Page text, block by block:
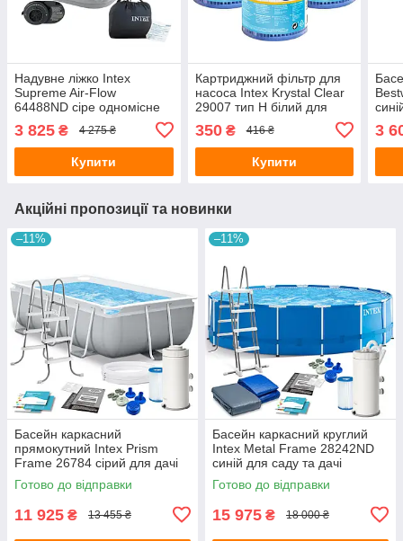
Надувне ліжко Intex
Supreme Air-Flow
64488ND сіре одномісне
вбудованим насосом та
сумкою
3 825 ₴ 4 275 ₴
Купити
Картриджний фільтр для
насоса Intex Krystal Clear
29007 тип H білий для
штуки в наборі
350₴ 416 ₴
Купити
3
Акційні пропозиції та новинки
–11%
Басейн каркасний
прямокутний Intex Prism
Frame 26784 сірий для дачі
300x175x80 см з
картриджним насосом та
Готово до відправки
11 925 ₴ 13 455 ₴
–11%
Басейн каркасний круглий
Intex Metal Frame 28242ND
синій для саду та дачі
457х122 см повна
комплектація
Готово до відправки
15 975 ₴ 18 000 ₴